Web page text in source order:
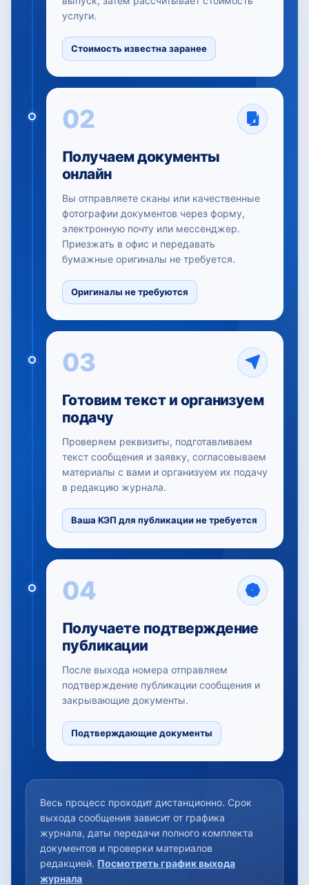
услуги.
Стоимость известна заранее
02
Получаем документы
онлайн
Вы отправляете сканы или качественные
фотографии документов через форму,
электронную почту или мессенджер.
Приезжать в офис и передавать
бумажные оригиналы не требуется.
Оригиналы не требуются
03
Готовим текст и организуем
подачу
Проверяем реквизиты, подготавливаем
текст сообщения и заявку, согласовываем
материалы с вами и организуем их подачу
в редакцию журнала.
Ваша КЭП для публикации не требуется
04
Получаете подтверждение
публикации
После выхода номера отправляем
подтверждение публикации сообщения и
закрывающие документы.
Подтверждающие документы
Весь процесс проходит дистанционно. Срок
выхода сообщения зависит от графика
журнала, даты передачи полного комплекта
документов и проверки материалов
редакцией. Посмотреть график выхода
журнала